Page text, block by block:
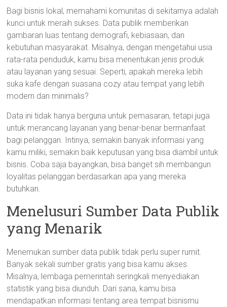
Bagi bisnis lokal, memahami komunitas di sekitarnya adalah
kunci untuk meraih sukses. Data publik memberikan
gambaran luas tentang demografi, kebiasaan, dan
kebutuhan masyarakat. Misalnya, dengan mengetahui usia
rata-rata penduduk, kamu bisa menentukan jenis produk
atau layanan yang sesuai. Seperti, apakah mereka lebih
suka kafe dengan suasana cozy atau tempat yang lebih
modern dan minimalis?
Data ini tidak hanya berguna untuk pemasaran, tetapi juga
untuk merancang layanan yang benar-benar bermanfaat
bagi pelanggan. Intinya, semakin banyak informasi yang
kamu miliki, semakin baik keputusan yang bisa diambil untuk
bisnis. Coba saja bayangkan, bisa banget sih membangun
loyalitas pelanggan berdasarkan apa yang mereka
butuhkan.
Menelusuri Sumber Data Publik
yang Menarik
Menemukan sumber data publik tidak perlu super rumit.
Banyak sekali sumber gratis yang bisa kamu akses.
Misalnya, lembaga pemerintah seringkali menyediakan
statistik yang bisa diunduh. Dari sana, kamu bisa
mendapatkan informasi tentang area tempat bisnismu